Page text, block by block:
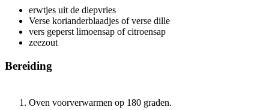
erwtjes uit de diepvries
Verse korianderblaadjes of verse dille
vers geperst limoensap of citroensap
zeezout
Bereiding
Oven voorverwarmen op 180 graden.